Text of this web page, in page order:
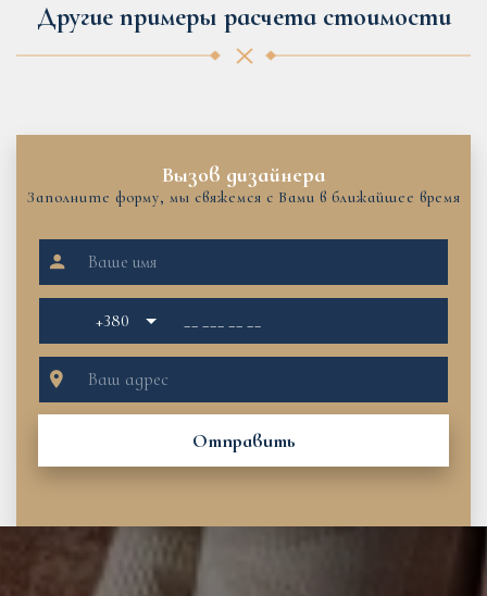
Другие примеры расчета стоимости
Вызов дизайнера
Заполните форму, мы свяжемся с Вами в ближайшее время
+380
Отправить